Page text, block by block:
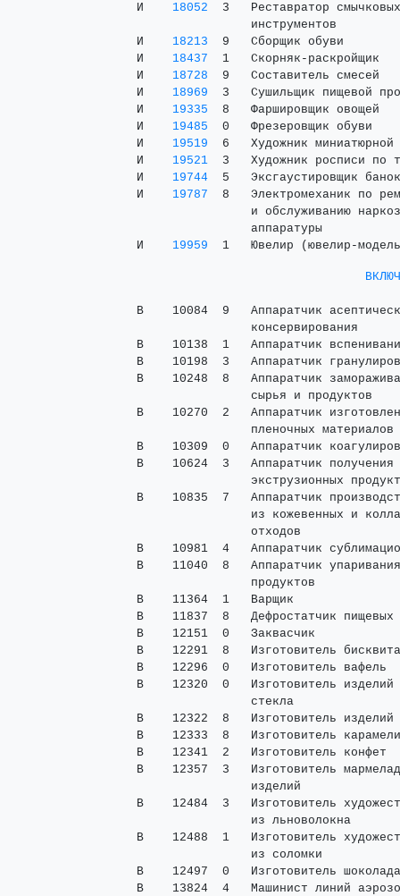
И 18052
3   Реставратор
                 инструментов
И 18213
9   Сборщик обуви
И 18437
1   Скорняк-раскройщик
И 18728
9   Составитель смесей
И 18969
3   Сушильщик пищевой
И 19335
8   Фаршировщик овощей
И 19485
0   Фрезеровщик обуви
И 19519
6   Художник
И 19521
3   Художник росписи по
И 19744
5   Эксгаустировщик
И 19787
8   Электромеханик по
и обслуживанию
                 аппаратуры
И 19959
В    10084  9   Аппаратчик
                 консервирования
В    10138  1   Аппаратчик
В    10198  3   Аппаратчик
В    10248  8   Аппаратчик
                 сырья и продуктов
В    10270  2   Аппаратчик
                 пленочных материалов
В    10309  0   Аппаратчик
В    10624  3   Аппаратчик
экструзионных
В    10835  7   Аппаратчик
из кожевенных и
                 отходов
В    10981  4   Аппаратчик
В    11040  8   Аппаратчик
                 продуктов
В    11364  1   Варщик
В    11837  8   Дефростатчик
В    12151  0   Заквасчик
В    12291  8   Изготовитель
В    12296  0   Изготовитель
В    12320  0   Изготовитель
                 стекла
В    12322  8   Изготовитель
В    12333  8   Изготовитель
В    12341  2   Изготовитель
В    12357  3   Изготовитель
                 изделий
В    12484  3   Изготовитель
                 из льноволокна
В    12488  1   Изготовитель
                 из соломки
В    12497  0   Изготовитель
В    13824  4   Машинист линий